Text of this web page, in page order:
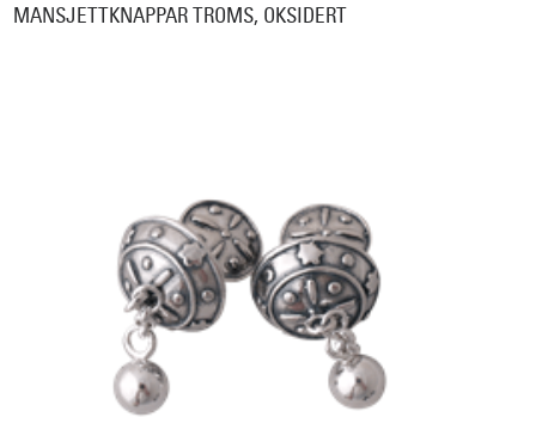
MANSJETTKNAPPAR TROMS, OKSIDERT